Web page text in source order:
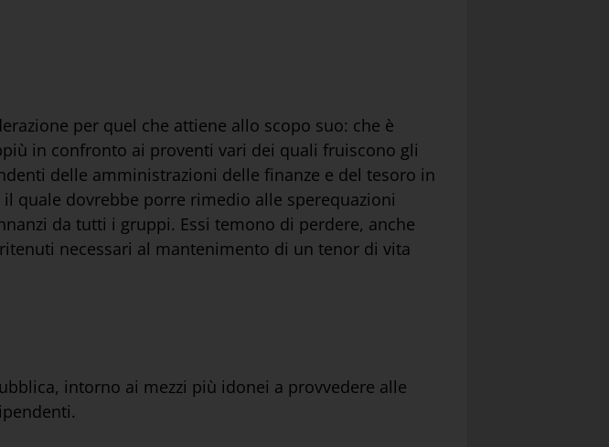
per quel che attiene allo scopo suo: che è
in confronto ai proventi vari dei quali fruiscono gli
delle amministrazioni delle finanze e del tesoro in
quale dovrebbe porre rimedio alle sperequazioni
da tutti i gruppi. Essi temono di perdere, anche
necessari al mantenimento di un tenor di vita
intorno ai mezzi più idonei a provvedere alle